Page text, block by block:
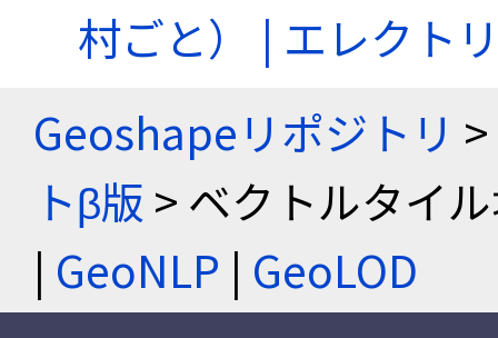
村ごと） | エレクト
Geoshapeリポジトリ >
トβ版 > ベクトルタイ
| GeoNLP | GeoLOD